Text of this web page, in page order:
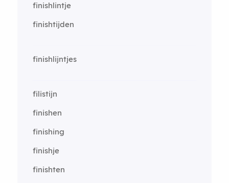
finishlintje
finishtijden
finishlijntjes
filistijn
finishen
finishing
finishje
finishten